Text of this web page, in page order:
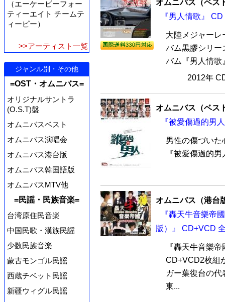
（エーケービーフォー
ティーエイト チームテ
ィーピー）
>>アーティスト一覧
ジャンル別・その他
=OST・オムニバス=
オリジナルサントラ
(O.S.T)盤
オムニバスベスト
オムニバス演唱会
オムニバス港台版
オムニバス韓国語版
オムニバスMTV他
=民謡・民族音楽=
台湾原住民音楽
中国民歌・漢族民謡
少数民族音楽
蒙古モンゴル民謡
西蔵チベット民謡
新疆ウィグル民謡
オムニバス（ベス
『男人情歌』
大陸メジャーレ
バム黒膠シリー
バム『男人情歌
2012年
オムニバス（ベス
『被愛傷過的男
男性の傷づいた
『被愛傷過的
オムニバス（港台
『轟天牛音樂帝
版）』 CD+VCD
『轟天牛音樂
CD+VCD2枚組
ガー葉復台の
東...